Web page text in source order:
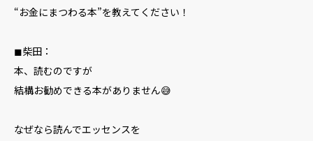
“お金にまつわる本”を教えてください！
◼︎柴田：
本、読むのですが
結構お勧めできる本がありません😅
なぜなら読んでエッセンスを